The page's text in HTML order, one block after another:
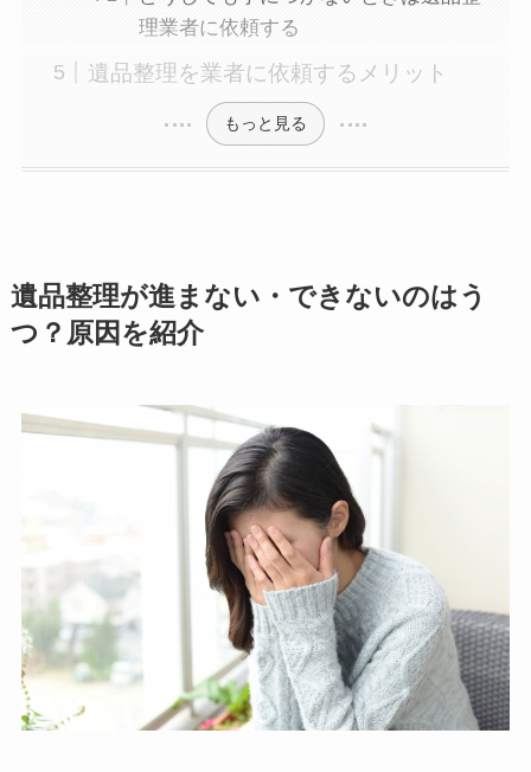
理業者に依頼する
遺品整理を業者に依頼するメリット
もっと見る
遺品整理が進まない・できないのはう
つ？原因を紹介